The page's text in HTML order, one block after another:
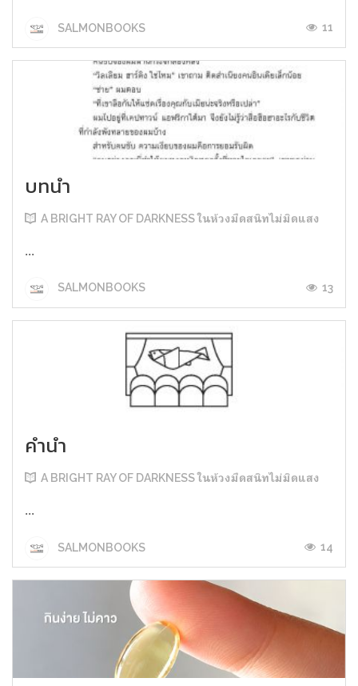
SALMONBOOKS 11
บทนำ
A BRIGHT RAY OF DARKNESS ในห้วงมืดสนิทไม่มิดแสง
...
SALMONBOOKS 13
คำนำ
A BRIGHT RAY OF DARKNESS ในห้วงมืดสนิทไม่มิดแสง
...
SALMONBOOKS 14